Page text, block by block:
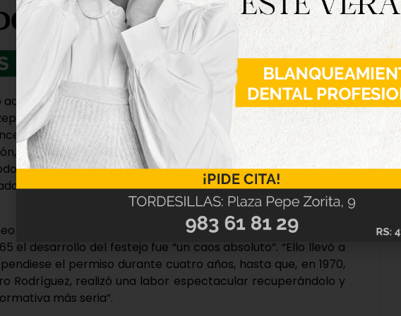
pese a sus detractores, y es que, sin ir más lejos, en
“el gobernador civil de Valladolid denegó el permiso
tuvo que interceder el general Queipo de Llano, a través
para que pudiera celebrarse”, señala Benito. Año tras año,
detalle la evolución económica del torneo, así como las
algunas tan reseñables como la de Mariano Preciados o
fue, para Benito, la de los sesenta. Concretamente, y tal y
el desarrollo del festejo fue “un caos absoluto”. “Ello llevó a
el permiso durante cuatro años, hasta que, en 1970,
Rodríguez, realizó una labor espectacular recuperándolo y
más seria”.